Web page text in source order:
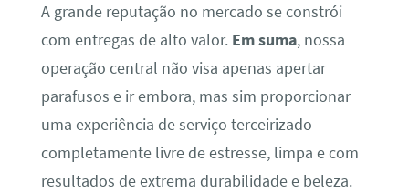
A grande reputação no mercado se constrói
com entregas de alto valor. Em suma, nossa
operação central não visa apenas apertar
parafusos e ir embora, mas sim proporcionar
uma experiência de serviço terceirizado
completamente livre de estresse, limpa e com
resultados de extrema durabilidade e beleza.